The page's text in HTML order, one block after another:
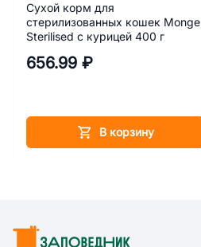
Сухой корм для
стерилизованных кошек Monge
Sterilised с курицей 400 г
656.99 ₽
В корзину